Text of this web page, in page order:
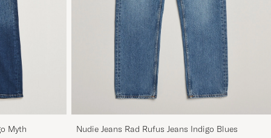
Myth Nudie Jeans Rad Rufus Jeans Indigo Blues